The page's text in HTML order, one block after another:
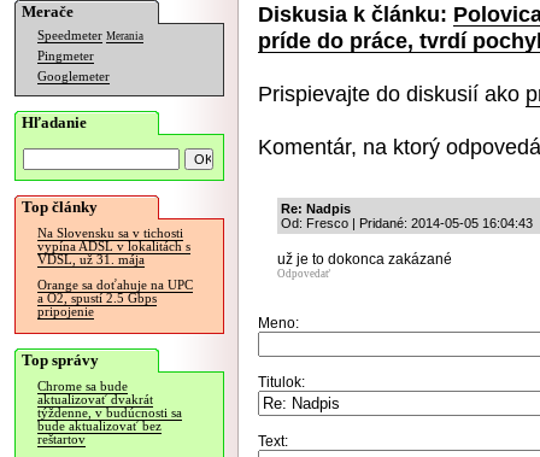
Merače
Speedmeter Merania
Pingmeter
Googlemeter
Hľadanie
Top články
Na Slovensku sa v tichosti
vypína ADSL v lokalitách s
VDSL, už 31. mája
Orange sa doťahuje na UPC
a O2, spustí 2.5 Gbps
pripojenie
Top správy
Chrome sa bude
aktualizovať dvakrát
týždenne, v budúcnosti sa
bude aktualizovať bez
reštartov
Diskusia k článku:
príde do práce, tvrdí
Prispievajte do diskusií ako
Komentár, na ktorý
Re: Nadpis
Od: Fresco | Pridané: 2014-05-05 16:04:43
už je to dokonca zakázané
Odpovedať
Meno:
Titulok:
Text: